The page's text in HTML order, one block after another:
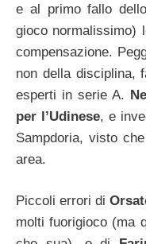
e al primo fallo
gioco normalissimo)
compensazione.
non della disciplina,
esperti in serie A.
per l’Udinese, e
Sampdoria, visto
area.
Piccoli errori di
molti fuorigioco (ma